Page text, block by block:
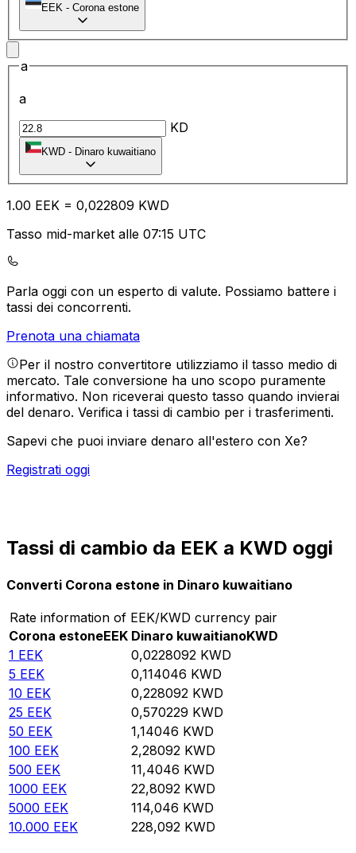
EEK - Corona estone
a
a
KD
KWD - Dinaro kuwaitiano
1.00 EEK = 0,022809 KWD
Tasso mid-market alle 07:15 UTC
Parla oggi con un esperto di valute. Possiamo battere i
tassi dei concorrenti.
Prenota una chiamata
Per il nostro convertitore utilizziamo il tasso medio di
mercato. Tale conversione ha uno scopo puramente
informativo. Non riceverai questo tasso quando invierai
del denaro. Verifica i tassi di cambio per i trasferimenti.
Sapevi che puoi inviare denaro all'estero con Xe?
Registrati oggi
Tassi di cambio da EEK a KWD oggi
Converti Corona estone in Dinaro kuwaitiano
Rate information of EEK/KWD currency pair
Corona estoneEEK Dinaro kuwaitianoKWD
1 EEK 0,0228092 KWD
5 EEK 0,114046 KWD
10 EEK 0,228092 KWD
25 EEK 0,570229 KWD
50 EEK 1,14046 KWD
100 EEK 2,28092 KWD
500 EEK 11,4046 KWD
1000 EEK 22,8092 KWD
5000 EEK 114,046 KWD
10.000 EEK 228,092 KWD